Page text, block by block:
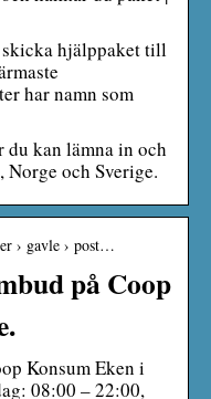
hjälppaket till
har namn som
kan lämna in och
och Sverige.
› gavle › post…
på Coop
Konsum Eken i
08:00 – 22:00,